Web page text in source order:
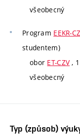
všeobecný
Program EEKR-
studentem)
obor ET-CZV ,
všeobecný
Typ (způsob)